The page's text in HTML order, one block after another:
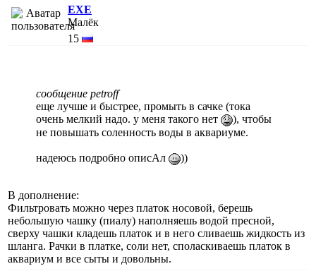
EXE
Малёк
15
сообщение petroff
еще лучше и быстрее, промыть в сачке (тока
очень мелкий надо. у меня такого нет
), чтобы
не повышать соленность воды в аквариуме.
надеюсь подробно описАл ))
В дополнение:
Фильтровать можно через платок носовой, берешь
небольшую чашку (пиалу) наполняешь водой пресной,
сверху чашки кладешь платок и в него сливаешь жидкость из
шланга. Рачки в платке, соли нет, споласкиваешь платок в
аквариум и все сыты и довольны.